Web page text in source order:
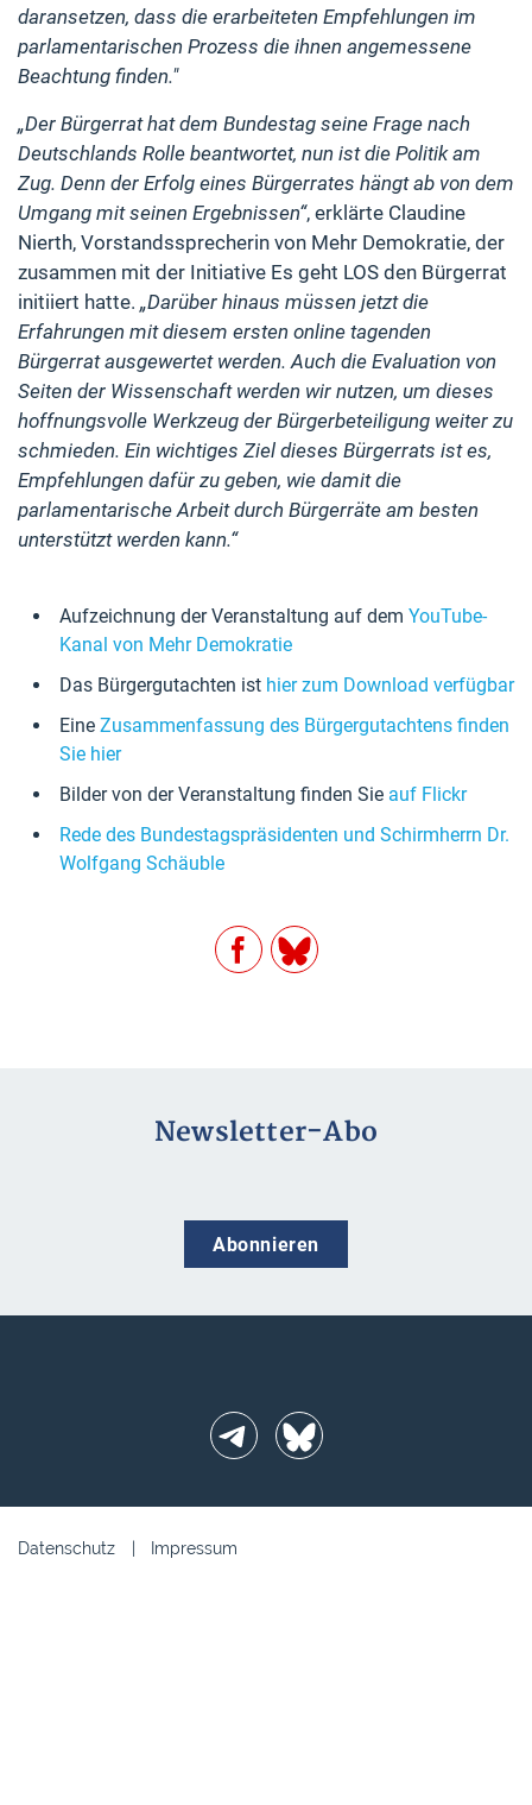
daransetzen, dass die erarbeiteten Empfehlungen im
parlamentarischen Prozess die ihnen angemessene
Beachtung finden."
„Der Bürgerrat hat dem Bundestag seine Frage nach
Deutschlands Rolle beantwortet, nun ist die Politik am
Zug. Denn der Erfolg eines Bürgerrates hängt ab von dem
Umgang mit seinen Ergebnissen“, erklärte Claudine
Nierth, Vorstandssprecherin von Mehr Demokratie, der
zusammen mit der Initiative Es geht LOS den Bürgerrat
initiiert hatte. „Darüber hinaus müssen jetzt die
Erfahrungen mit diesem ersten online tagenden
Bürgerrat ausgewertet werden. Auch die Evaluation von
Seiten der Wissenschaft werden wir nutzen, um dieses
hoffnungsvolle Werkzeug der Bürgerbeteiligung weiter zu
schmieden. Ein wichtiges Ziel dieses Bürgerrats ist es,
Empfehlungen dafür zu geben, wie damit die
parlamentarische Arbeit durch Bürgerräte am besten
unterstützt werden kann.“
Aufzeichnung der Veranstaltung auf dem YouTube-
Kanal von Mehr Demokratie
Das Bürgergutachten ist hier zum Download verfügbar
Eine Zusammenfassung des Bürgergutachtens finden
Sie hier
Bilder von der Veranstaltung finden Sie auf Flickr
Rede des Bundestagspräsidenten und Schirmherrn Dr.
Wolfgang Schäuble
FacebookBlueSky
Newsletter-Abo
Abonnieren
TelegramBlueSky
Datenschutz Impressum